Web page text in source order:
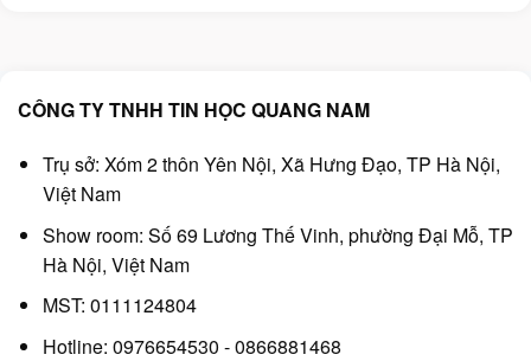
CÔNG TY TNHH TIN HỌC QUANG NAM
Trụ sở: Xóm 2 thôn Yên Nội, Xã Hưng Đạo, TP Hà Nội,
Việt Nam
Show room: Số 69 Lương Thế Vinh, phường Đại Mỗ, TP
Hà Nội, Việt Nam
MST: 0111124804
Hotline: 0976654530 - 0866881468